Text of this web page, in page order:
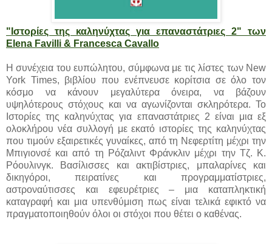
"Ιστορίες της καληνύχτας για επαναστάτριες 2" των
Elena Favilli & Francesca Cavallo
Η συνέχεια του ευπώλητου, σύμφωνα με τις λίστες των New
York Times, βιβλίου που ενέπνευσε κορίτσια σε όλο τον
κόσμο να κάνουν μεγαλύτερα όνειρα, να βάζουν
υψηλότερους στόχους και να αγωνίζονται σκληρότερα. Το
Ιστορίες της καληνύχτας για επαναστάτριες 2 είναι μια εξ
ολοκλήρου νέα συλλογή με εκατό ιστορίες της καληνύχτας
που τιμούν εξαιρετικές γυναίκες, από τη Νεφερτίτη μέχρι την
Μπιγιονσέ και από τη Ρόζαλιντ Φράνκλιν μέχρι την Τζ. Κ.
Ρόουλινγκ. Βασίλισσες και ακτιβίστριες, μπαλαρίνες και
δικηγόροι, πειρατίνες και προγραμματίστριες,
αστροναύτισσες και εφευρέτριες – μια καταπληκτική
καταγραφή και μια υπενθύμιση πως είναι τελικά εφικτό να
πραγματοποιηθούν όλοι οι στόχοι που θέτει ο καθένας.